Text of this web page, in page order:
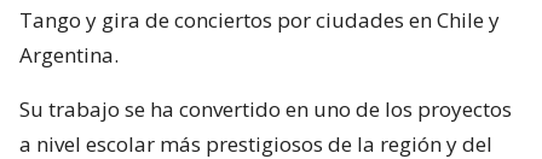
Tango y gira de conciertos por ciudades en Chile y
Argentina.
Su trabajo se ha convertido en uno de los proyectos
a nivel escolar más prestigiosos de la región y del